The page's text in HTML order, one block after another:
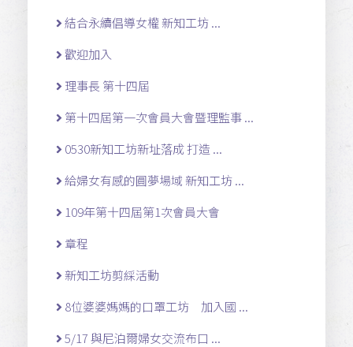
結合永續倡導女權 新知工坊 ...
歡迎加入
理事長 第十四屆
第十四屆第一次會員大會暨理監事 ...
0530新知工坊新址落成 打造 ...
給婦女有感的圓夢場域 新知工坊 ...
109年第十四屆第1次會員大會
章程
新知工坊剪綵活動
8位婆婆媽媽的口罩工坊 加入國 ...
5/17 與尼泊爾婦女交流布口 ...